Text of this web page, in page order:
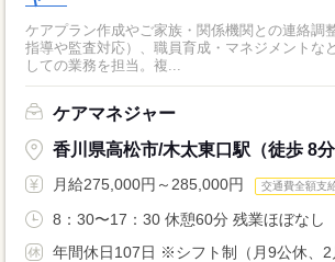
ケアプラン作成やご家族・関係機関との連絡調
指導や監査対応）、職員育成・マネジメントな
しての業務を担当。複...
ケアマネジャー
香川県高松市/木太東口駅（徒歩 8分
月給275,000円～285,000円 交通費全額支
8：30〜17：30 休憩60分 残業ほぼなし
年間休日107日 ※シフト制（月9公休、2